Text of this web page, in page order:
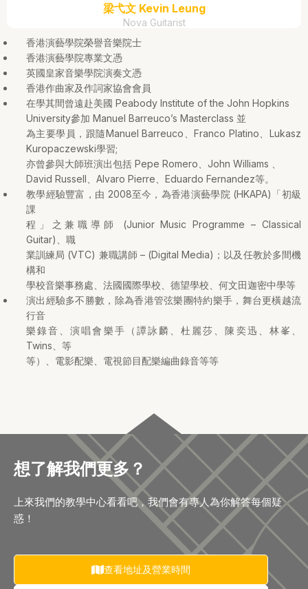
梁弋文 Kevin Leung
Nova Guitarist
香港演藝學院榮譽音樂院士
香港演藝學院專業文憑
英國皇家音樂學院演奏文憑
香港作曲家及作詞家協會會員
在學其間曾遠赴美國 Peabody Institute of the John Hopkins
University參加 Manuel Barreuco’s Masterclass 並
為主要學員，跟隨Manuel Barreuco、Franco Platino、Lukasz
Kuropaczewski學習;
亦曾參與大師班演出包括 Pepe Romero、John Williams 、
David Russell、Alvaro Pierre、Eduardo Fernandez等。
教學經驗豐富，由 2008至今，為香港演藝學院 (HKAPA)「初級
課
程」之兼職導師 (Junior Music Programme – Classical
Guitar)、職
業訓練局 (VTC) 兼職講師 – (Digital Media)；以及任教於多間機
構和
學校音樂事務處、法國國際學校、德望學校、何文田迦密中學等
演出經驗多不勝數，除為香港管弦樂團特約樂手，舞台更橫越流
行音
樂錄音、演唱會樂手（譚詠麟、杜麗莎、陳奕迅、林峯、
Twins、等
等）、電影配樂、電視節目配樂編曲錄音等等
想了解我們更多？
上來我們的教學中心看看吧，我們會有專人為你解答每個疑
惑！
查看地址及營業時間